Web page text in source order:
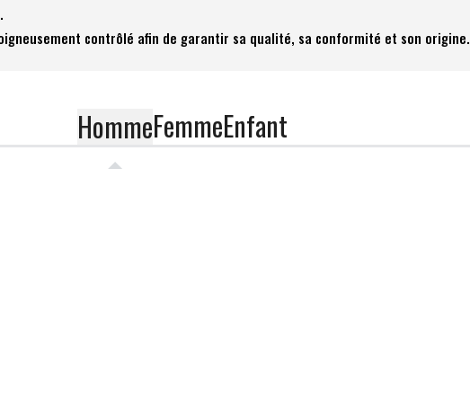
contrôlé afin de garantir sa qualité, sa conformité et son origine.
HommeFemmeEnfant